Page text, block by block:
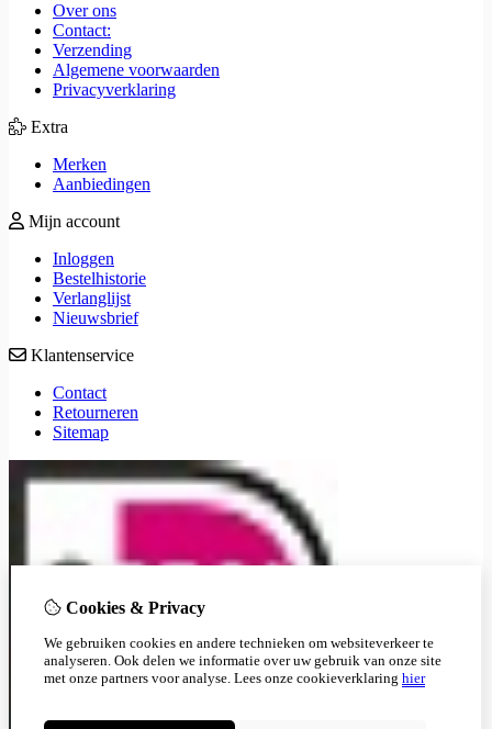
Over ons
Contact:
Verzending
Algemene voorwaarden
Privacyverklaring
Extra
Merken
Aanbiedingen
Mijn account
Inloggen
Bestelhistorie
Verlanglijst
Nieuwsbrief
Klantenservice
Contact
Retourneren
Sitemap
Cookies & Privacy
We gebruiken cookies en andere technieken om websiteverkeer te
analyseren. Ook delen we informatie over uw gebruik van onze site
met onze partners voor analyse. Lees onze cookieverklaring hier